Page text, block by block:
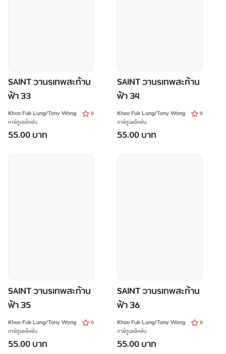
SAINT วานรเทพสะท้าน
ฟ้า 33
Khoo Fuk Lung/Tony Wong 0
การ์ตูนแอ็คชั่น
55.00 บาท
SAINT วานรเทพสะท้าน
ฟ้า 34
Khoo Fuk Lung/Tony Wong 0
การ์ตูนแอ็คชั่น
55.00 บาท
SAINT วานรเทพสะท้าน
ฟ้า 35
Khoo Fuk Lung/Tony Wong 0
การ์ตูนแอ็คชั่น
55.00 บาท
SAINT วานรเทพสะท้าน
ฟ้า 36
Khoo Fuk Lung/Tony Wong 0
การ์ตูนแอ็คชั่น
55.00 บาท